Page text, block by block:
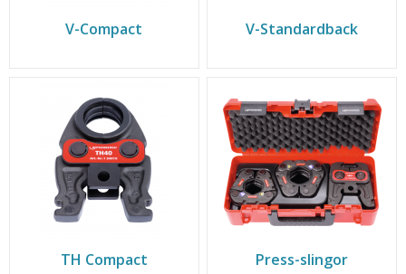
V-Compact V-Standardback
TH Compact Press-slingor